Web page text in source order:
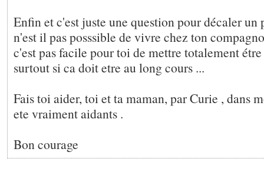
Enfin et c'est juste une question pour décaler un
n'est il pas posssible de vivre chez ton
c'est pas facile pour toi de mettre totalement
surtout si ca doit etre au long cours ...
Fais toi aider, toi et ta maman, par Curie , dans
ete vraiment aidants .
Bon courage